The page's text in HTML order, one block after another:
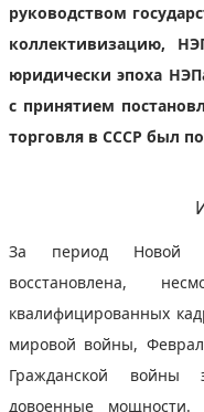
руководством
коллективизацию,
юридически эпоха
с принятием
торговля в СССР был
За период Новой
восстановлена,
квалифицированных
мировой войны,
Гражданской войны
довоенные